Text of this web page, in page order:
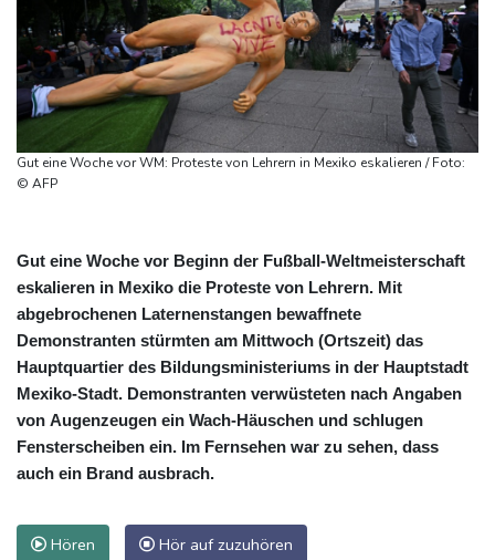
Gut eine Woche vor WM: Proteste von Lehrern in Mexiko eskalieren / Foto:
© AFP
Gut eine Woche vor Beginn der Fußball-Weltmeisterschaft
eskalieren in Mexiko die Proteste von Lehrern. Mit
abgebrochenen Laternenstangen bewaffnete
Demonstranten stürmten am Mittwoch (Ortszeit) das
Hauptquartier des Bildungsministeriums in der Hauptstadt
Mexiko-Stadt. Demonstranten verwüsteten nach Angaben
von Augenzeugen ein Wach-Häuschen und schlugen
Fensterscheiben ein. Im Fernsehen war zu sehen, dass
auch ein Brand ausbrach.
Hören Hör auf zuzuhören